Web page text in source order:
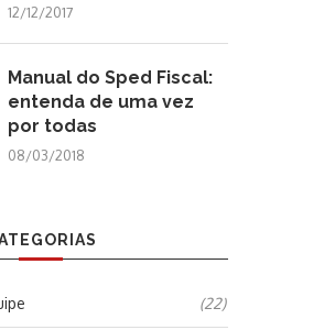
12/12/2017
Manual do Sped Fiscal:
entenda de uma vez
por todas
08/03/2018
(22)